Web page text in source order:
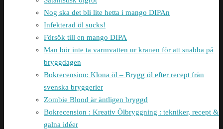
Nog ska det bli lite hetta i mango DIPAn
Infekterad öl sucks!
Försök till en mango DIPA
Man bör inte ta varmvatten ur kranen för att snabba på
bryggdagen
Bokrecension: Klona öl – Brygg öl efter recept från
svenska bryggerier
Zombie Blood är äntligen bryggd
Bokrecension : Kreativ Ölbryggning : tekniker, recept &
galna idéer